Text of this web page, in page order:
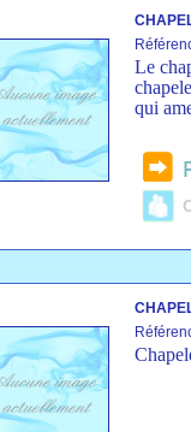
Le
qui